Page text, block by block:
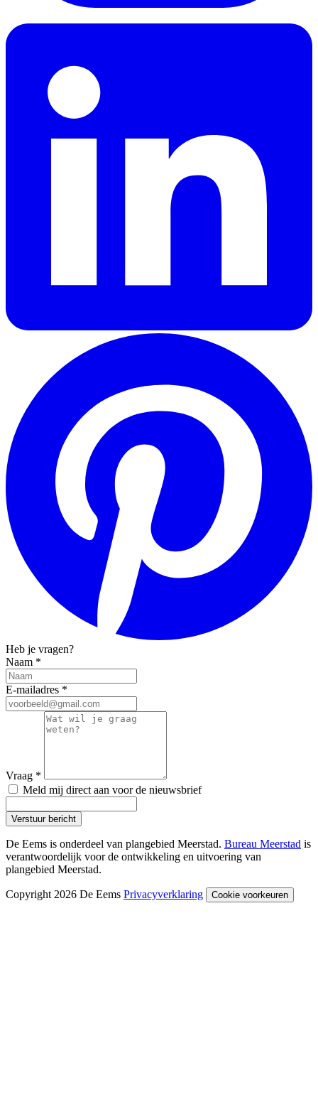
Heb je vragen?
Naam *
E-mailadres *
Vraag *
Meld mij direct aan voor de nieuwsbrief
Verstuur bericht
De Eems is onderdeel van plangebied Meerstad. Bureau Meerstad is
verantwoordelijk voor de ontwikkeling en uitvoering van
plangebied Meerstad.
Copyright 2026 De Eems Privacyverklaring Cookie voorkeuren